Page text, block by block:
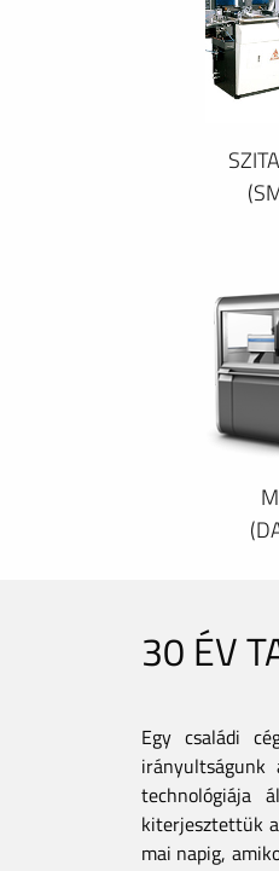
30 ÉV
Egy családi
technológiája
kiterjesztettük
mai napig,